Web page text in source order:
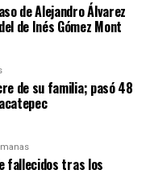
de Alejandro Álvarez
de Inés Gómez Mont
de su familia; pasó 48
fallecidos tras los